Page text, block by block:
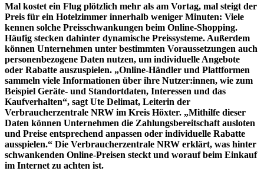
Mal kostet ein Flug plötzlich mehr als am Vortag, mal steigt der
Preis für ein Hotelzimmer innerhalb weniger Minuten: Viele
kennen solche Preisschwankungen beim Online-Shopping.
Häufig stecken dahinter dynamische Preissysteme. Außerdem
können Unternehmen unter bestimmten Voraussetzungen auch
personenbezogene Daten nutzen, um individuelle Angebote
oder Rabatte auszuspielen. „Online-Händler und Plattformen
sammeln viele Informationen über ihre Nutzer:innen, wie zum
Beispiel Geräte- und Standortdaten, Interessen und das
Kaufverhalten“, sagt Ute Delimat, Leiterin der
Verbraucherzentrale NRW im Kreis Höxter. „Mithilfe dieser
Daten können Unternehmen die Zahlungsbereitschaft ausloten
und Preise entsprechend anpassen oder individuelle Rabatte
ausspielen.“ Die Verbraucherzentrale NRW erklärt, was hinter
schwankenden Online-Preisen steckt und worauf beim Einkauf
im Internet zu achten ist.